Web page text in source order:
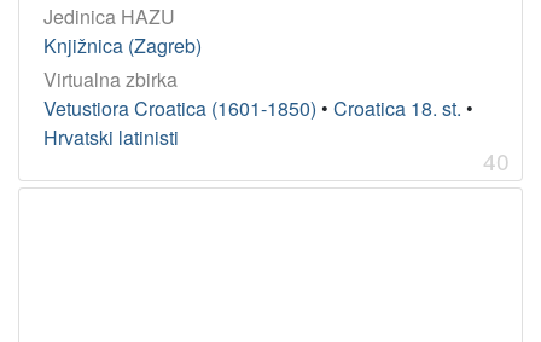
Jedinica HAZU
Knjižnica (Zagreb)
Virtualna zbirka
Vetustiora Croatica (1601-1850) • Croatica 18. st. •
Hrvatski latinisti
40